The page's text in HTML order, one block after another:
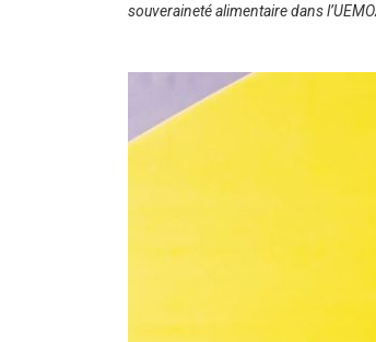
souveraineté alimentaire dans